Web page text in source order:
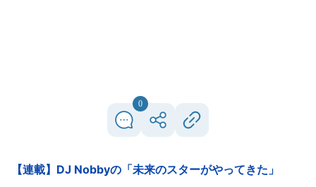
0
【連載】DJ Nobbyの「未来のスターがやってきた」